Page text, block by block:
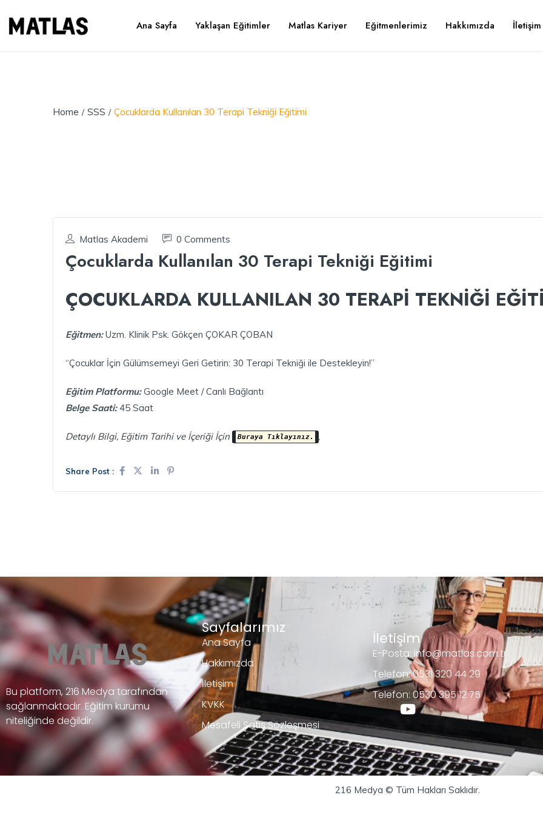
Ana Sayfa Yaklaşan Eğitimler Matlas Kariyer Eğitmenlerimiz Hakkımızda İletişim
Home SSS Çocuklarda Kullanılan 30 Terapi Tekniği Eğitimi
Matlas Akademi 0 Comments
Çocuklarda Kullanılan 30 Terapi Tekniği Eğitimi
ÇOCUKLARDA KULLANILAN 30 TERAPİ TEKNİĞİ
Eğitmen:Uzm. Klinik Psk. Gökçen ÇOKAR ÇOBAN
“Çocuklar İçin Gülümsemeyi Geri Getirin: 30 Terapi Tekniği ile Destekleyin!”
Eğitim Platformu:Google Meet / Canlı Bağlantı
Belge Saati:45 Saat
Detaylı Bilgi, Eğitim Tarihi ve İçeriği İçin Buraya Tıklayınız.
Share Post :
Bu platform, 216 Medya tarafından
sağlanmaktadır. Eğitim kurumu
niteliğinde değildir.
Sayfalarımız
Ana Sayfa
Hakkımızda
İletişim
KVKK
Mesafeli Satış Sözleşmesi
İletişim
E-Posta: info@matlas.com.tr
Telefon: 0531 320 44 29
Telefon: 0530 395 12 75
216 Medya © Tüm Hakları Saklıdır.